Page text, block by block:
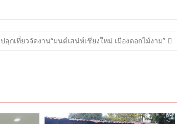
ปลุกเที่ยวจัดงาน“มนต์เสน่ห์เชียงใหม่ เมืองดอกไม้งาม”